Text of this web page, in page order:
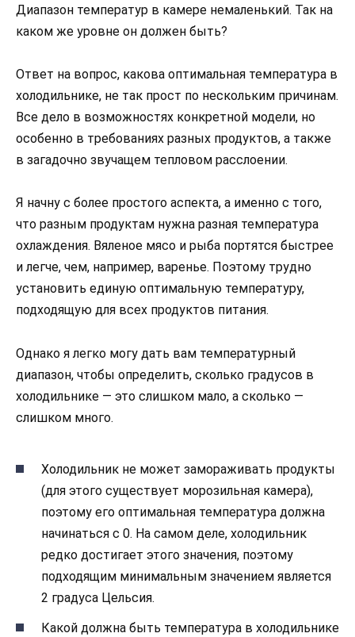
Диапазон температур в камере немаленький. Так на
каком же уровне он должен быть?
Ответ на вопрос, какова оптимальная температура в
холодильнике, не так прост по нескольким причинам.
Все дело в возможностях конкретной модели, но
особенно в требованиях разных продуктов, а также
в загадочно звучащем тепловом расслоении.
Я начну с более простого аспекта, а именно с того,
что разным продуктам нужна разная температура
охлаждения. Вяленое мясо и рыба портятся быстрее
и легче, чем, например, варенье. Поэтому трудно
установить единую оптимальную температуру,
подходящую для всех продуктов питания.
Однако я легко могу дать вам температурный
диапазон, чтобы определить, сколько градусов в
холодильнике — это слишком мало, а сколько —
слишком много.
Холодильник не может замораживать продукты
(для этого существует морозильная камера),
поэтому его оптимальная температура должна
начинаться с 0. На самом деле, холодильник
редко достигает этого значения, поэтому
подходящим минимальным значением является
2 градуса Цельсия.
Какой должна быть температура в холодильнике